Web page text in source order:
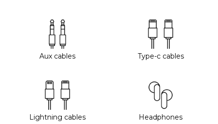
Aux cables Type-c cables
Lightning cables Headphones